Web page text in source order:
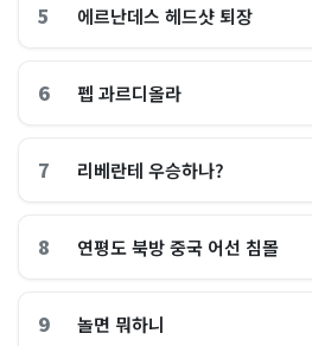
5 에르난데스 헤드샷 퇴장
6 펩 과르디올라
7 리베란테 우승하나?
8 연평도 북방 중국 어선 침몰
9 놀면 뭐하니